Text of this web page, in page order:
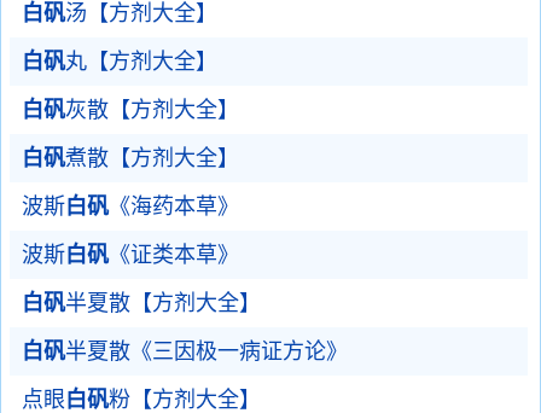
白矾汤【方剂大全】
白矾丸【方剂大全】
白矾灰散【方剂大全】
白矾煮散【方剂大全】
波斯 白矾《海药本草》
波斯 白矾《证类本草》
白矾半夏散【方剂大全】
白矾半夏散《三因极一病证方论》
点眼 白矾粉【方剂大全】